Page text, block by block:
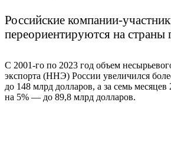
Российские компании-
переориентируются на страны
С 2001-го по 2023 год объем
экспорта (ННЭ) России увеличился
до 148 млрд долларов, а за семь
на 5% — до 89,8 млрд долларов.